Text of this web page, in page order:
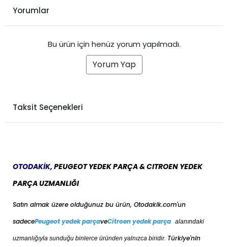
Yorumlar
Bu ürün için henüz yorum yapılmadı.
Yorum Yap
Taksit Seçenekleri
OTODAKİK, PEUGEOT YEDEK PARÇA & CITROEN YEDEK
PARÇA UZMANLIĞI
Satın almak üzere olduğunuz bu ürün, Otodakik.com'un
sadecePeugeot yedek parçaveCitroen yedek parça alanındaki
uzmanlığıyla sunduğu binlerce üründen yalnızca biridir. Türkiye'nin